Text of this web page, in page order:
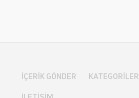
İÇERIK GÖNDER KATEGORILER